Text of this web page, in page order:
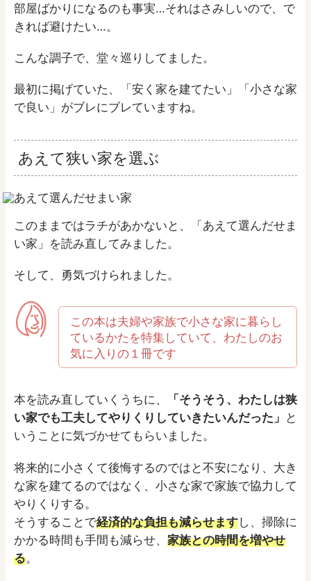
部屋ばかりになるのも事実…それはさみしいので、で
きれば避けたい…。
こんな調子で、堂々巡りしてました。
最初に掲げていた、「安く家を建てたい」「小さな家
で良い」がブレにブレていますね。
あえて狭い家を選ぶ
このままではラチがあかないと、「あえて選んだせま
い家」を読み直してみました。
そして、勇気づけられました。
この本は夫婦や家族で小さな家に暮らし
ているかたを特集していて、わたしのお
気に入りの１冊です
本を読み直していくうちに、
「そうそう、わたしは狭
い家でも工夫してやりくりしていきたいんだった」 と
いうことに気づかせてもらいました。
将来的に小さくて後悔するのではと不安になり、大き
な家を建てるのではなく、小さな家で家族で協力して
やりくりする。
そうすることで経済的な負担も減らせますし、掃除に
かかる時間も手間も減らせ、 家族との時間を増やせ
る。